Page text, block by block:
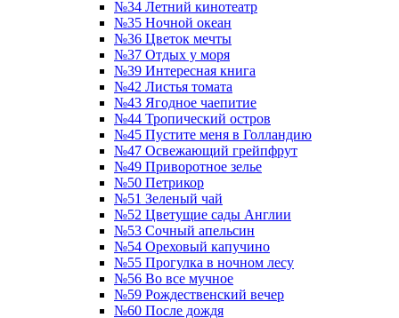
№34 Летний кинотеатр
№35 Ночной океан
№36 Цветок мечты
№37 Отдых у моря
№39 Интересная книга
№42 Листья томата
№43 Ягодное чаепитие
№44 Тропический остров
№45 Пустите меня в Голландию
№47 Освежающий грейпфрут
№49 Приворотное зелье
№50 Петрикор
№51 Зеленый чай
№52 Цветущие сады Англии
№53 Сочный апельсин
№54 Ореховый капучино
№55 Прогулка в ночном лесу
№56 Во все мучное
№59 Рождественский вечер
№60 После дождя